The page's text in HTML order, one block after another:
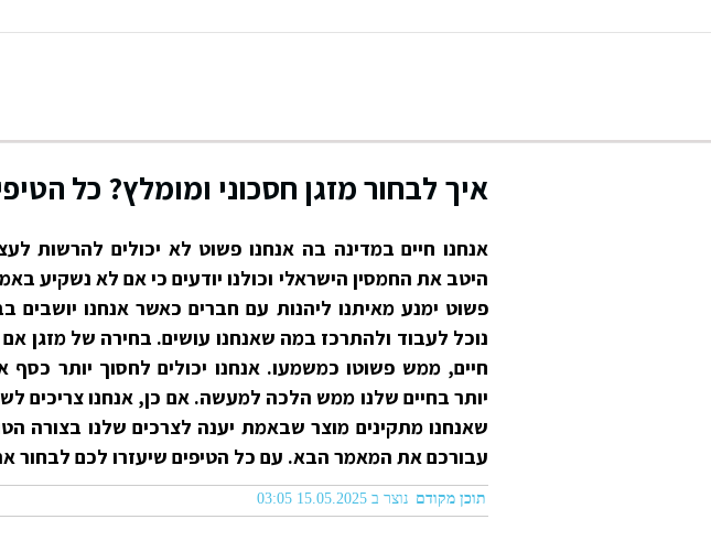
איך לבחור מזגן חסכוני ומומלץ? כל
אנחנו חיים במדינה בה אנחנו פשוט לא יכולים להרשות
היטב את החמסין הישראלי וכולנו יודעים כי אם לא נשקיע
פשוט ימנע מאיתנו ליהנות עם חברים כאשר אנחנו יושבים
נוכל לעבוד ולהתרכז במה שאנחנו עושים. בחירה של מזגן אם
חיים, ממש פשוטו כמשמעו. אנחנו יכולים לחסוך יותר כסף
יותר בחיים שלנו ממש הלכה למעשה. אם כן, אנחנו צריכים
שאנחנו מתקינים מוצר שבאמת יענה לצרכים שלנו בצורה
עבורכם את המאמר הבא. עם כל הטיפים שיעזרו לכם לבחור
תוכן מקודם נוצר ב 15.05.2025 03:05